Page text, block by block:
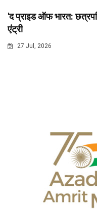
'द प्राइड ऑफ भारत:
एंट्री
27 Jul, 2026